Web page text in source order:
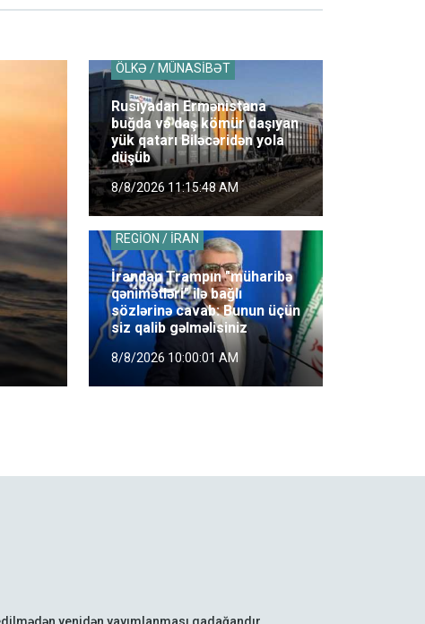
ÖLKƏ / MÜNASİBƏT
Rusiyadan Ermənistana
buğda və daş kömür daşıyan
yük qatarı Biləcəridən yola
düşüb
8/8/2026 11:15:48 AM
REGİON / İRAN
İrandan Trampın "müharibə
qənimətləri" ilə bağlı
sözlərinə cavab: Bunun üçün
siz qalib gəlməlisiniz
8/8/2026 10:00:01 AM
yenidən yayımlanması qadağandır.